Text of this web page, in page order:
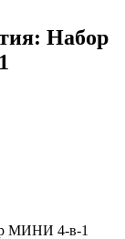
Набор
МИНИ 4-в-1